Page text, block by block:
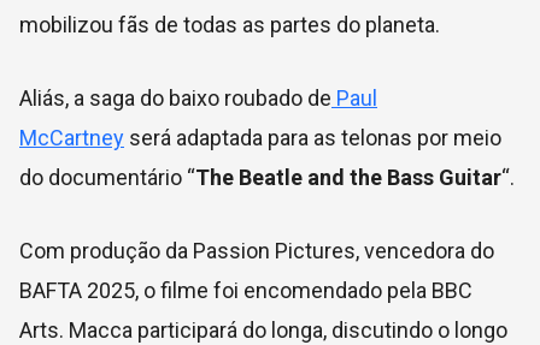
mobilizou fãs de todas as partes do planeta.
Aliás, a saga do baixo roubado de Paul
McCartney será adaptada para as telonas por meio
do documentário “The Beatle and the Bass Guitar“.
Com produção da Passion Pictures, vencedora do
BAFTA 2025, o filme foi encomendado pela BBC
Arts. Macca participará do longa, discutindo o longo